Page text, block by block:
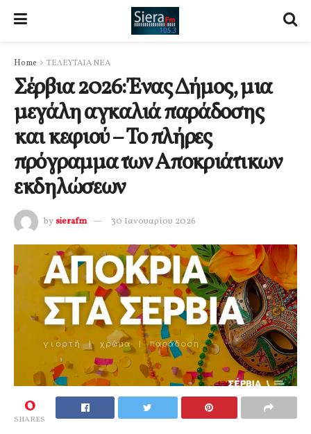
Home ΤΕΛΕΥΤΑΙΑ ΝΕΑ
Σέρβια 2026: Ένας Δήμος, μια
μεγάλη αγκαλιά παράδοσης
και κεφιού – Το πλήρες
πρόγραμμα των Αποκριάτικων
εκδηλώσεων
by sierafm 30 Ιανουαρίου 2026
0
SHARES